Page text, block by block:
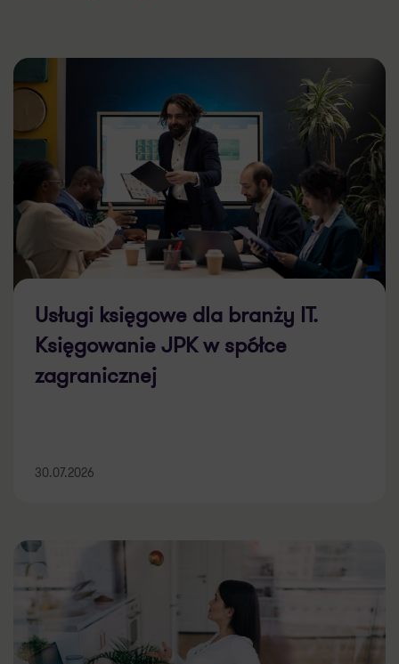
Usługi księgowe dla branży IT.
Księgowanie JPK w spółce
zagranicznej
30.07.2026